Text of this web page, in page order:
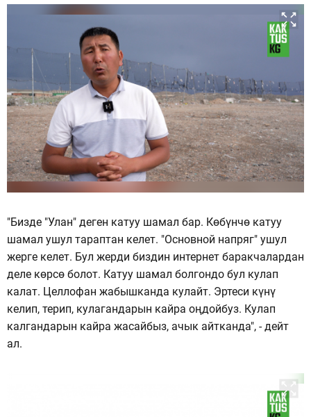
"Бизде "Улан" деген катуу шамал бар. Көбүнчө катуу
шамал ушул тараптан келет. "Основной напряг" ушул
жерге келет. Бул жерди биздин интернет баракчалардан
деле көрсө болот. Катуу шамал болгондо бул кулап
калат. Целлофан жабышканда кулайт. Эртеси күнү
келип, терип, кулагандарын кайра оңдойбуз. Кулап
калгандарын кайра жасайбыз, ачык айтканда", - дейт
ал.